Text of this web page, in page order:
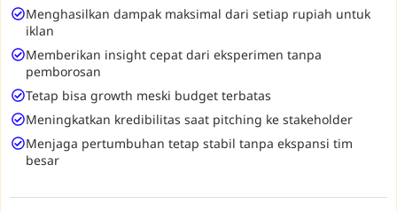
Menghasilkan dampak maksimal dari setiap rupiah untuk
iklan
Memberikan insight cepat dari eksperimen tanpa
pemborosan
Tetap bisa growth meski budget terbatas
Meningkatkan kredibilitas saat pitching ke stakeholder
Menjaga pertumbuhan tetap stabil tanpa ekspansi tim
besar